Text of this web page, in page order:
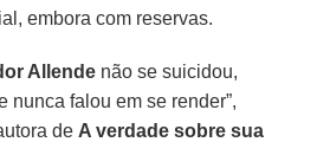
embora com reservas.
Allende não se suicidou,
nunca falou em se render”,
de A verdade sobre sua